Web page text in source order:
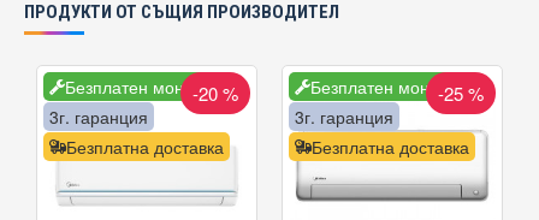
ПРОДУКТИ ОТ СЪЩИЯ ПРОИЗВОДИТЕЛ
Безплатен монтаж
Безплатна доставка
3г. гаранция
-20 % Безплатен монтаж
Безплатна доставка
3г. гаранция
-25 %